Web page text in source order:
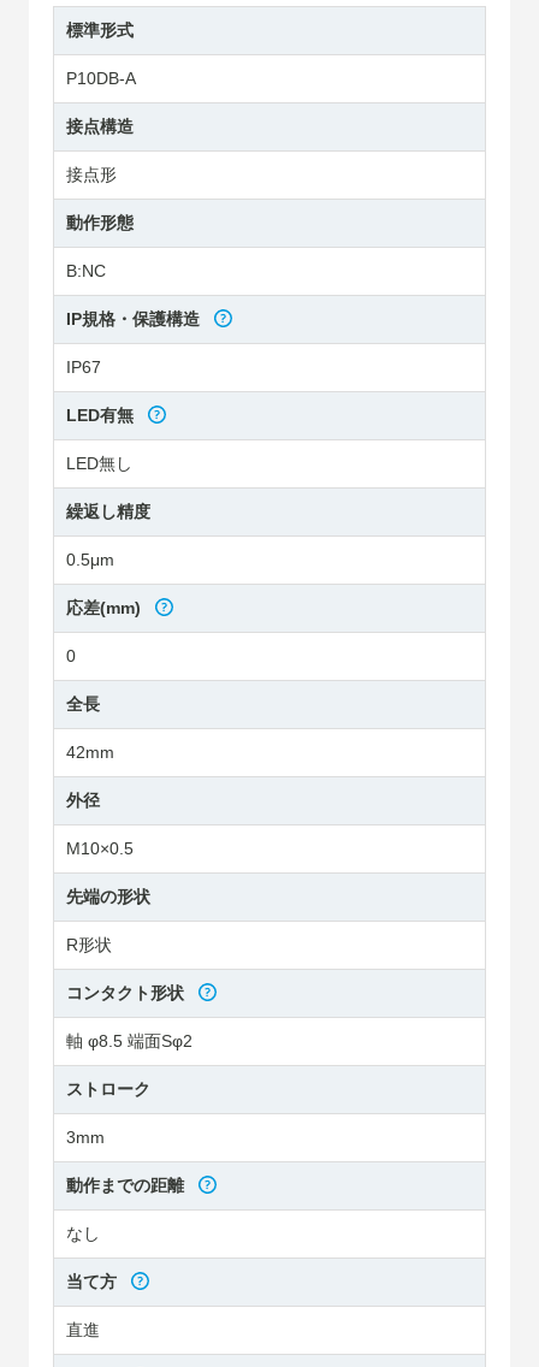
標準形式
P10DB-A
接点構造
接点形
動作形態
B:NC
IP規格・保護構造
IP67
LED有無
LED無し
繰返し精度
0.5μm
応差(mm)
0
全長
42mm
外径
M10×0.5
先端の形状
R形状
コンタクト形状
軸 φ8.5 端面Sφ2
ストローク
3mm
動作までの距離
なし
当て方
直進